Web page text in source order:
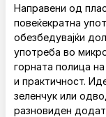
Направени од
повеќекратна
обезбедувајќи
употреба во
горната полица
и практичност.
зеленчук или
разновиден